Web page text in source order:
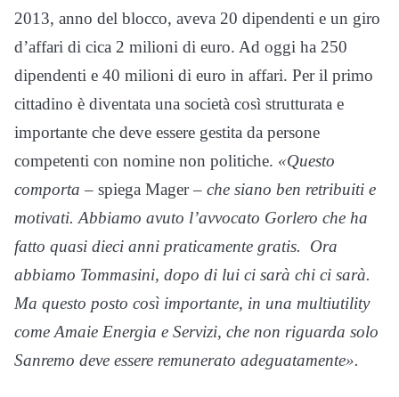
2013, anno del blocco, aveva 20 dipendenti e un giro
d’affari di cica 2 milioni di euro. Ad oggi ha 250
dipendenti e 40 milioni di euro in affari. Per il primo
cittadino è diventata una società così strutturata e
importante che deve essere gestita da persone
competenti con nomine non politiche. «Questo
comporta – spiega Mager – che siano ben retribuiti e
motivati. Abbiamo avuto l’avvocato Gorlero che ha
fatto quasi dieci anni praticamente gratis. Ora
abbiamo Tommasini, dopo di lui ci sarà chi ci sarà.
Ma questo posto così importante, in una multiutility
come Amaie Energia e Servizi, che non riguarda solo
Sanremo deve essere remunerato adeguatamente».